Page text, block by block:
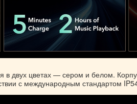
в двух цветах — сером и белом.
с международным стандартом